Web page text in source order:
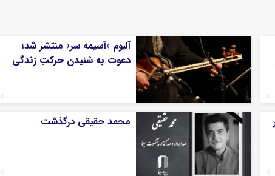
آلبوم «آسیمه سر» منتشر شد؛
دعوت به شنیدن حرکتِ زندگی
محمد حقیقی درگذشت